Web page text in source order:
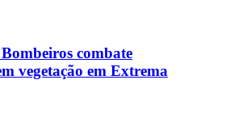
combate
vegetação em Extrema